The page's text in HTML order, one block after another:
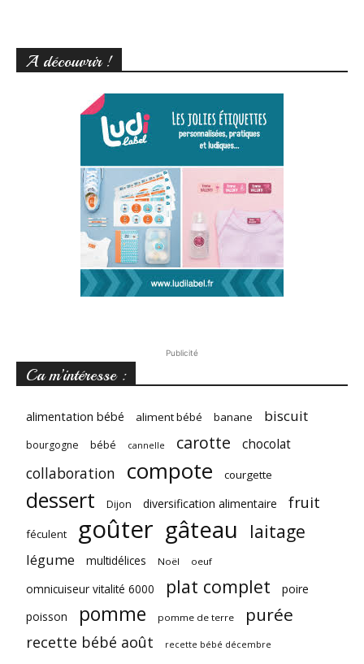
A découvrir !
Publicité
Ca m’intéresse :
alimentation bébé aliment bébé banane biscuit
bourgogne bébé cannelle carotte chocolat
collaboration compote courgette
dessert Dijon diversification alimentaire fruit
féculent goûter gâteau laitage
légume multidélices Noël oeuf
omnicuiseur vitalité 6000 plat complet
poire
poisson
pomme pomme de terre purée
recette bébé août recette bébé décembre